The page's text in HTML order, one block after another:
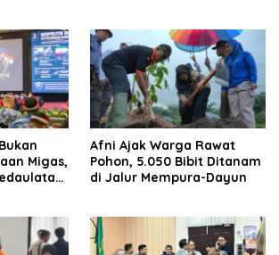
Migas,
Afni Ajak Warga Rawat
Pohon, 5.050 Bibit Ditanam
di Jalur Mempura-Dayun